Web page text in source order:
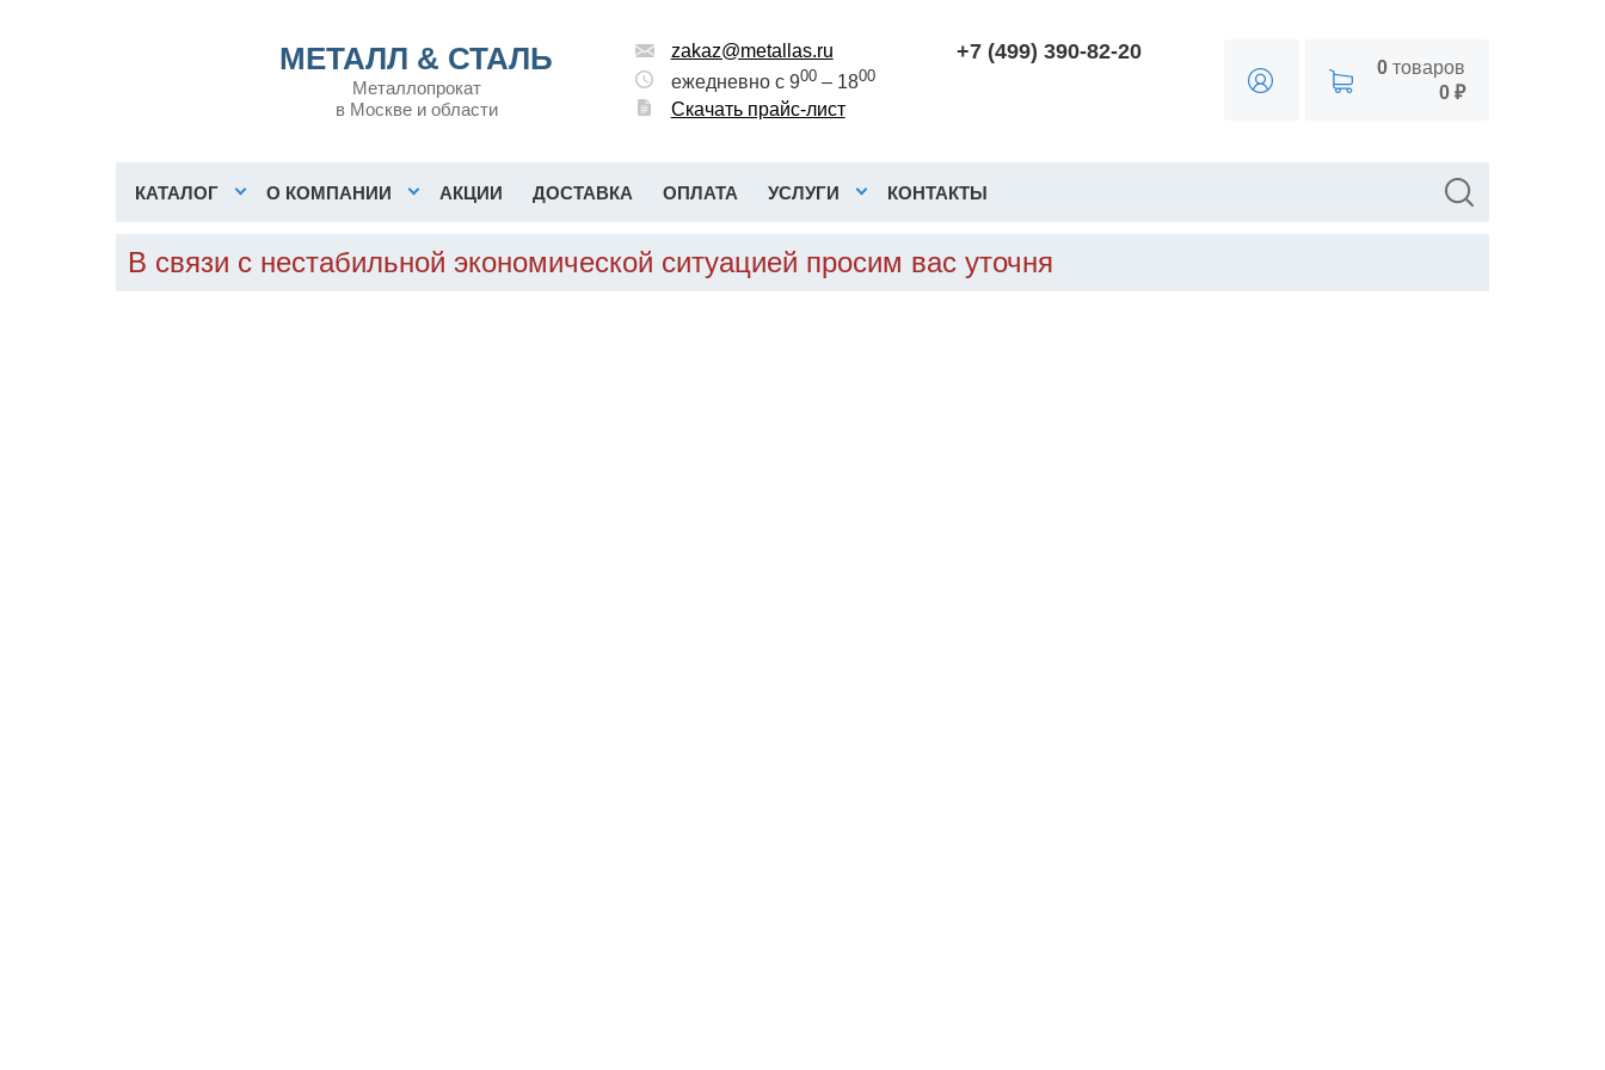
МЕТАЛЛ & СТАЛЬ
Металлопрокат
в Москве и области
zakaz@metallas.ru
ежедневно с 900– 1800
Скачать прайс-лист
+7 (499) 390-82-20
0товаров
0 ₽
КАТАЛОГ О КОМПАНИИ АКЦИИ ДОСТАВКА ОПЛАТА УСЛУГИ КОНТАКТЫ
В связи с нестабильной экономической ситуацией просим вас уточня